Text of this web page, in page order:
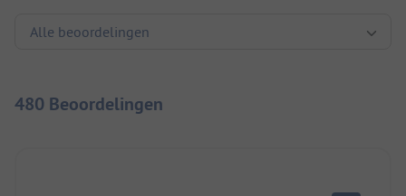
480 Beoordelingen